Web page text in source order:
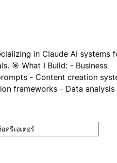
in Claude AI systems
🎯 What I Build: - Business
- Content creation
frameworks - Data analysis
ครีเอเตอร์